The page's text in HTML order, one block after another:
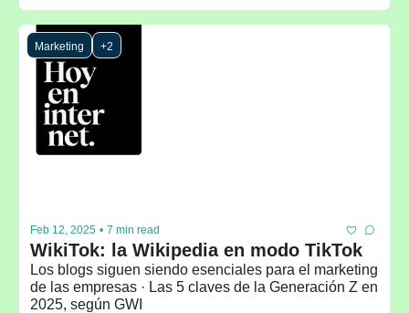
Marketing +2
Feb 12, 2025 • 7 min read
WikiTok: la Wikipedia en modo TikTok
Los blogs siguen siendo esenciales para el marketing
de las empresas · Las 5 claves de la Generación Z en
2025, según GWI